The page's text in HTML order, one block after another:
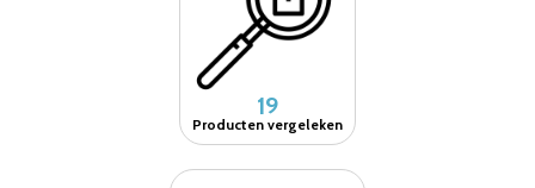
19
Producten vergeleken